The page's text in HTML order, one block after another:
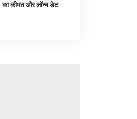
कीमत और लॉन्च डेट